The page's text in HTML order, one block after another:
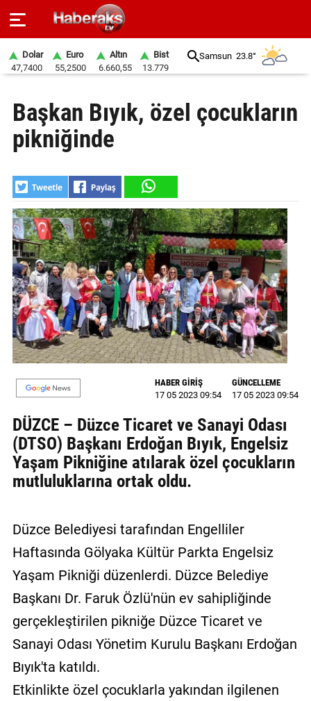
SPOR
YAŞAM
EKONOMİ
BELEDİYELER
SAĞLIK
SİYASET
EĞİTİM
GALERİ
VİDEO
YAZARLAR
BİZE
ULAŞIN
Künye
İletişim
Gizlilik
Sözleşmesi
Kullanıcı
Sözleşmesi
Dolar
47,7400
Euro
55,2500
Altın
6.660,55
Bist
13.779
Samsun 23.8°
Başkan Bıyık, özel çocukların
pikniğinde
HABER GİRİŞ
17 05 2023 09:54
GÜNCELLEME
17 05 2023 09:54
DÜZCE – Düzce Ticaret ve Sanayi Odası
(DTSO) Başkanı Erdoğan Bıyık, Engelsiz
Yaşam Pikniğine atılarak özel çocukların
mutluluklarına ortak oldu.
Düzce Belediyesi tarafından Engelliler
Haftasında Gölyaka Kültür Parkta Engelsiz
Yaşam Pikniği düzenlerdi. Düzce Belediye
Başkanı Dr. Faruk Özlü'nün ev sahipliğinde
gerçekleştirilen pikniğe Düzce Ticaret ve
Sanayi Odası Yönetim Kurulu Başkanı Erdoğan
Bıyık'ta katıldı.
Etkinlikte özel çocuklarla yakından ilgilenen